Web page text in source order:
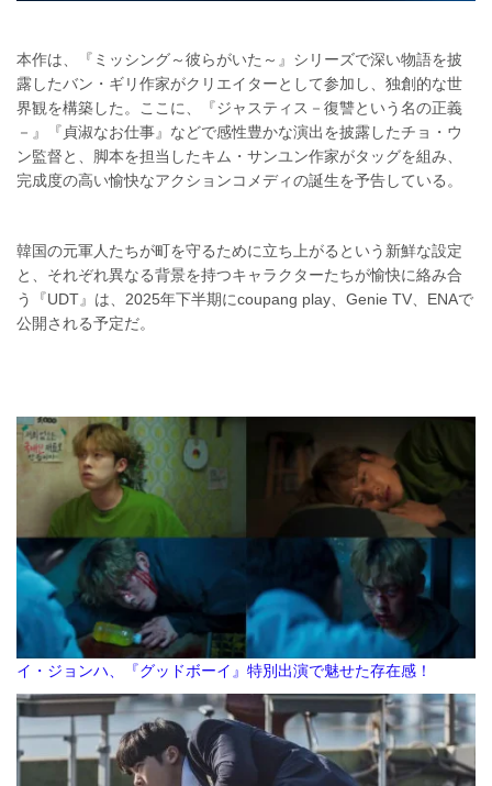
本作は、『ミッシング～彼らがいた～』シリーズで深い物語を披
露したバン・ギリ作家がクリエイターとして参加し、独創的な世
界観を構築した。ここに、『ジャスティス－復讐という名の正義
－』『貞淑なお仕事』などで感性豊かな演出を披露したチョ・ウ
ン監督と、脚本を担当したキム・サンユン作家がタッグを組み、
完成度の高い愉快なアクションコメディの誕生を予告している。
韓国の元軍人たちが町を守るために立ち上がるという新鮮な設定
と、それぞれ異なる背景を持つキャラクターたちが愉快に絡み合
う『UDT』は、2025年下半期にcoupang play、Genie TV、ENAで
公開される予定だ。
イ・ジョンハ、『グッドボーイ』特別出演で魅せた存在感！